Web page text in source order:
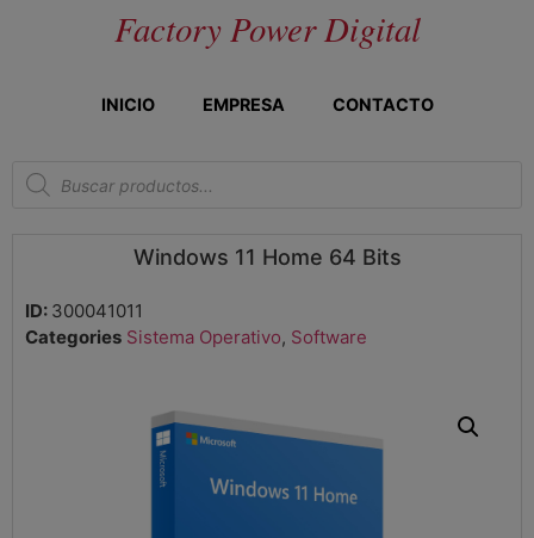
Factory Power Digital
INICIO EMPRESA CONTACTO
Windows 11 Home 64 Bits
ID: 300041011
Categories Sistema Operativo, Software